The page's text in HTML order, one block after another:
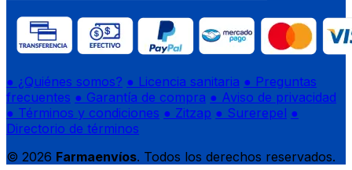
● ¿Quiénes somos? ● Licencia sanitaria ● Preguntas
frecuentes ● Garantía de compra ● Aviso de privacidad
● Términos y condiciones ● Zitzap ● Surerepel ●
Directorio de términos
© 2026 Farmaenvíos. Todos los derechos reservados.